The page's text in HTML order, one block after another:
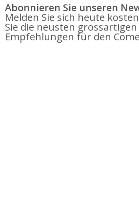
Abonnieren Sie unseren
Melden Sie sich heute
Sie die neusten
Empfehlungen für den